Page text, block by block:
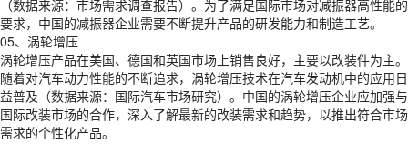
（数据来源：市场需求调查报告）。为了满足国际市场对减振器高性能的
要求，中国的减振器企业需要不断提升产品的研发能力和制造工艺。
05、涡轮增压
涡轮增压产品在美国、德国和英国市场上销售良好，主要以改装件为主。
随着对汽车动力性能的不断追求，涡轮增压技术在汽车发动机中的应用日
益普及（数据来源：国际汽车市场研究）。中国的涡轮增压企业应加强与
国际改装市场的合作，深入了解最新的改装需求和趋势，以推出符合市场
需求的个性化产品。